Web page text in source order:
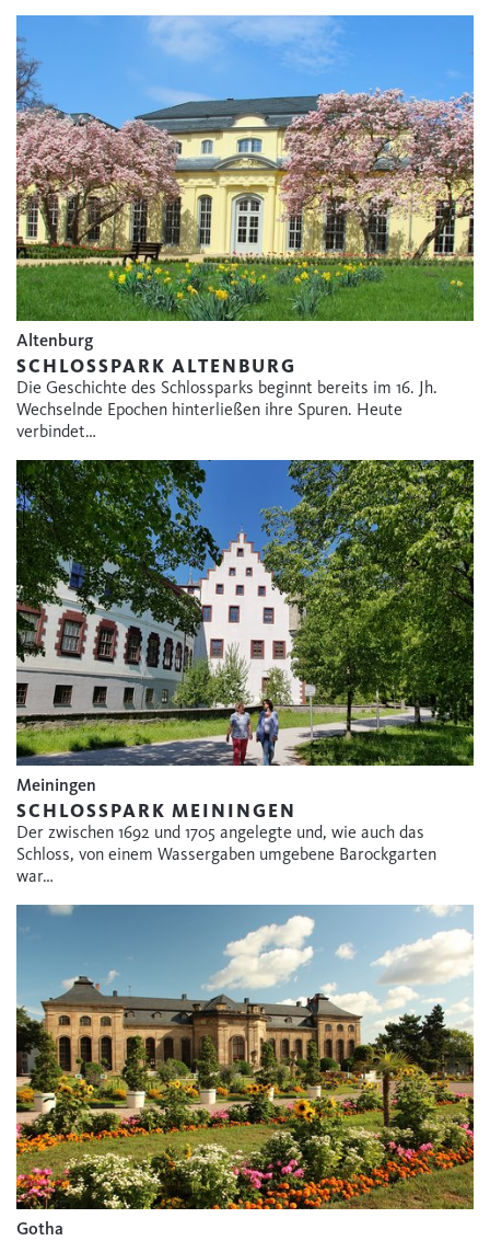
Altenburg
SCHLOSSPARK ALTENBURG
Die Geschichte des Schlossparks beginnt bereits im 16. Jh.
Wechselnde Epochen hinterließen ihre Spuren. Heute
verbindet…
Meiningen
SCHLOSSPARK MEININGEN
Der zwischen 1692 und 1705 angelegte und, wie auch das
Schloss, von einem Wassergaben umgebene Barockgarten
war…
Gotha